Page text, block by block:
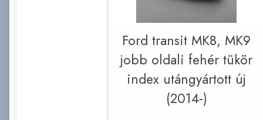
Ford transit MK8, MK9
jobb oldali fehér tükör
index utángyártott új
(2014-)